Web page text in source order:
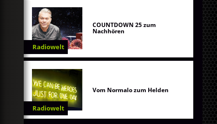
Radiowelt
COUNTDOWN 25 zum
Nachhören
Radiowelt
Vom Normalo zum Helden